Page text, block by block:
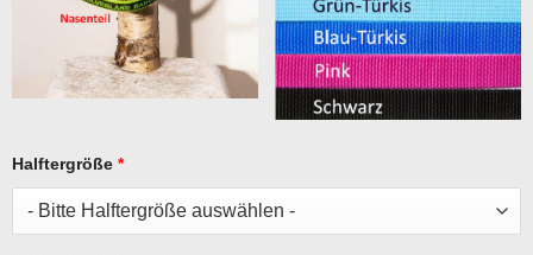
Halftergröße*